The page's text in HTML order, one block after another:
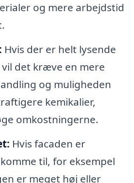
og mere arbejdstid
Hvis der er helt lysende
det kræve en mere
og muligheden
kemikalier,
omkostningerne.
Hvis facaden er
til, for eksempel
er meget høj eller